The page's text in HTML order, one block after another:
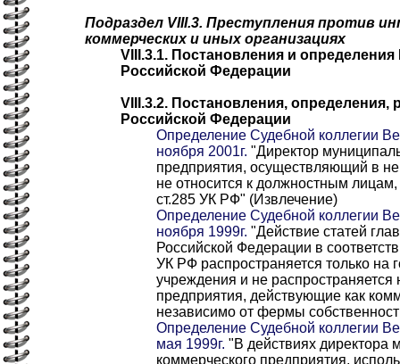
Подраздел VIII.3. Преступления против
коммерческих и иных организациях
VIII.3.1. Постановления и
Российской Федерации
VIII.3.2. Постановления,
Российской Федерации
Определение Судебной коллегии
ноября 2001г. "Директор
предприятия, осуществляющий в
не относится к должностным
ст.285 УК РФ" (Извлечение)
Определение Судебной коллегии
ноября 1999г. "Действие статей
Российской Федерации в
УК РФ распространяется только на
учреждения и не распространяется
предприятия, действующие как
независимо от фермы
Определение Судебной коллегии
мая 1999г. "В действиях директора
коммерческого предприятия,